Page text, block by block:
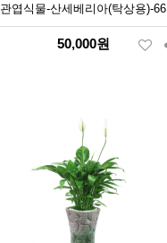
관엽식물-산세베리아(탁상용)-66
50,000원